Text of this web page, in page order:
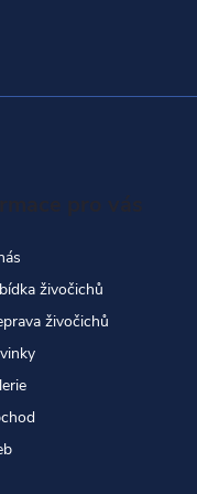
živočichů
živočichů